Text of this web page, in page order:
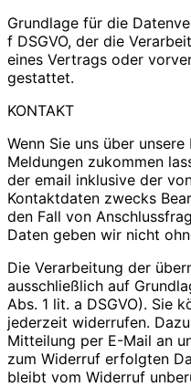
Grundlage für die
f DSGVO, der die
eines Vertrags oder
gestattet.
KONTAKT
Wenn Sie uns über
Meldungen zukommen
der email inklusive der
Kontaktdaten zwecks
den Fall von
Daten geben wir nicht
Die Verarbeitung der
ausschließlich auf
Abs. 1 lit. a DSGVO). Sie
jederzeit widerrufen.
Mitteilung per E-Mail an
zum Widerruf erfolgten
bleibt vom Widerruf